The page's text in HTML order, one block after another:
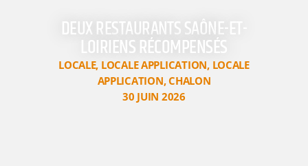
DEUX RESTAURANTS SAÔNE-ET-
LOIRIENS RÉCOMPENSÉS
LOCALE, LOCALE APPLICATION, LOCALE
APPLICATION,CHALON
30 JUIN 2026